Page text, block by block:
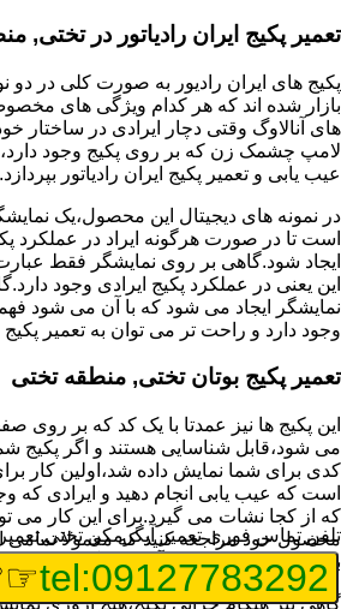
تعمیر پکیج ایران رادیاتور در تختی,
پکیج های ایران رادیور به صورت کلی در دو
بازار شده اند که هر کدام ویژگی های
های آنالاوگ وقتی دچار ایرادی در ساختار
لامپ چشمک زن که بر روی پکیج وجود
عیب یابی و تعمیر پکیج ایران رادیاتور بپردازد.
در نمونه های دیجیتال این محصول،یک
است تا در صورت هرگونه ایراد در عملکرد
ایجاد شود.گاهی بر روی نمایشگر فقط
این یعنی در عملکرد پکیج ایرادی وجود
نمایشگر ایجاد می شود که با آن می شود
وجود دارد و راحت تر می توان به تعمیر پکیج
تعمیر پکیج بوتان تختی, منطقه تختی
این پکیج ها نیز عمدتا با یک کد که بر روی
می شود،قابل شناسایی هستند و اگر پکیج
کدی برای شما نمایش داده شد،اولین کار
است که عیب یابی انجام دهید و ایرادی که
که از کجا نشات می گیرد.برای این کار می
محصول خود مراجعه کنید که معمولا تمامی
برای پکیج پیش بیاید در آن قرار گرفته است.
گاهی نیز هنگام خرابی پکیج،هیچ اروری
تلفن تماس فوریتعمیر آبگرمکن
tel:09127783292